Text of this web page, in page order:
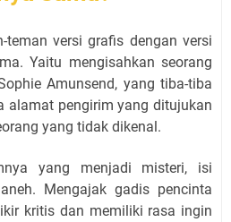
versi grafis dengan versi
Yaitu mengisahkan seorang
Amunsend, yang tiba-tiba
alamat pengirim yang ditujukan
yang tidak dikenal.
yang menjadi misteri, isi
Mengajak gadis pencinta
kritis dan memiliki rasa ingin